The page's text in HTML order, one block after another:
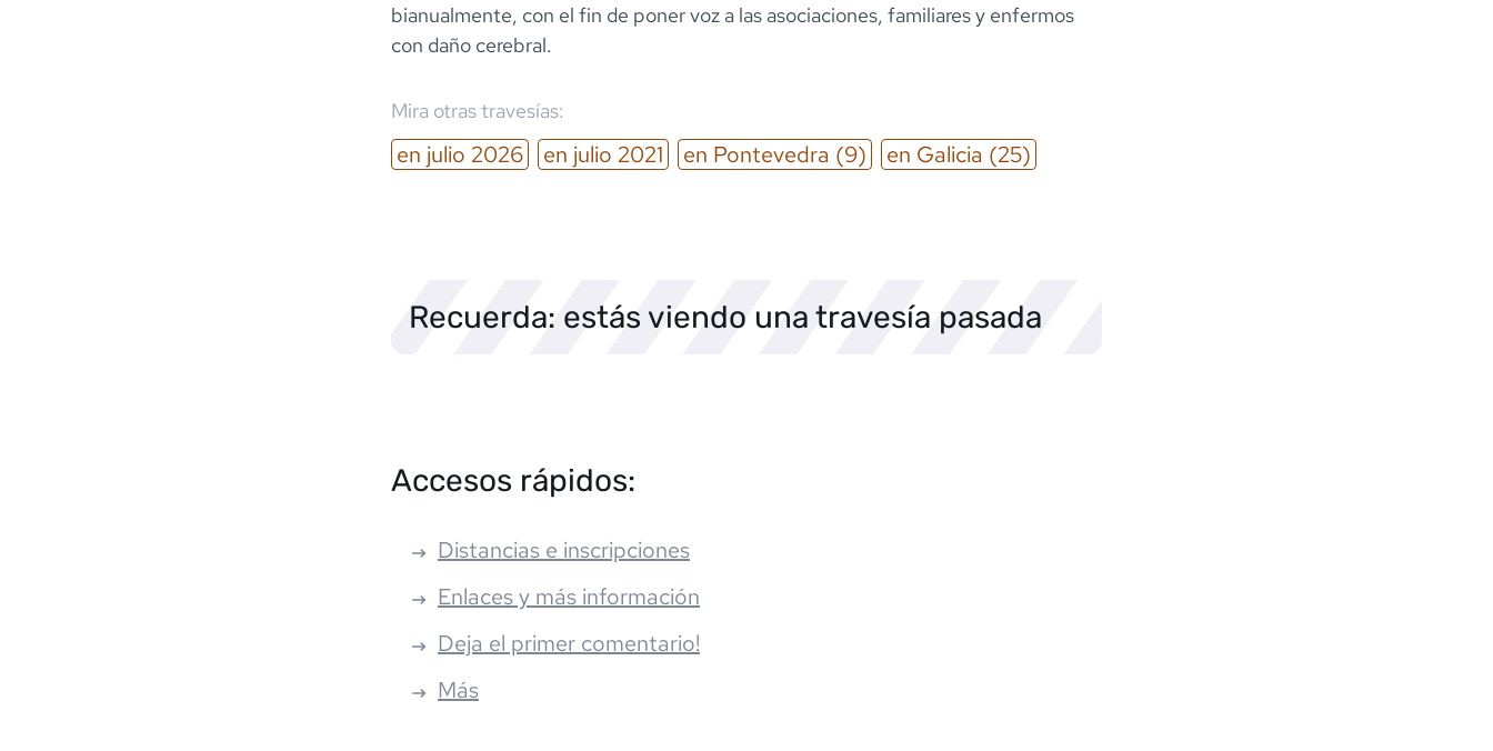
bianualmente, con el fin de poner voz a las asociaciones, familiares y enfermos
con daño cerebral.
Mira otras travesías:
en julio 2026 en julio 2021 en Pontevedra (9) en Galicia (25)
Recuerda: estás viendo una travesía pasada
Accesos rápidos:
Distancias e inscripciones
Enlaces y más información
Deja el primer comentario!
Más